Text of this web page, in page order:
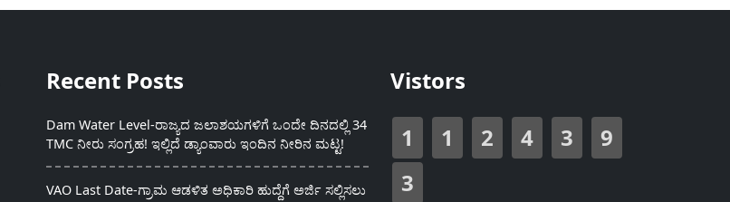
Recent Posts
Dam Water Level-ರಾಜ್ಯದ ಜಲಾಶಯಗಳಿಗೆ ಒಂದೇ ದಿನದಲ್ಲಿ 34
TMC ನೀರು ಸಂಗ್ರಹ! ಇಲ್ಲಿದೆ ಡ್ಯಾಂವಾರು ಇಂದಿನ ನೀರಿನ ಮಟ್ಟ!
VAO Last Date-ಗ್ರಾಮ ಆಡಳಿತ ಅಧಿಕಾರಿ ಹುದ್ದೆಗೆ ಅರ್ಜಿ ಸಲ್ಲಿಸಲು
Vistors
1
1 2 4 3
9
3